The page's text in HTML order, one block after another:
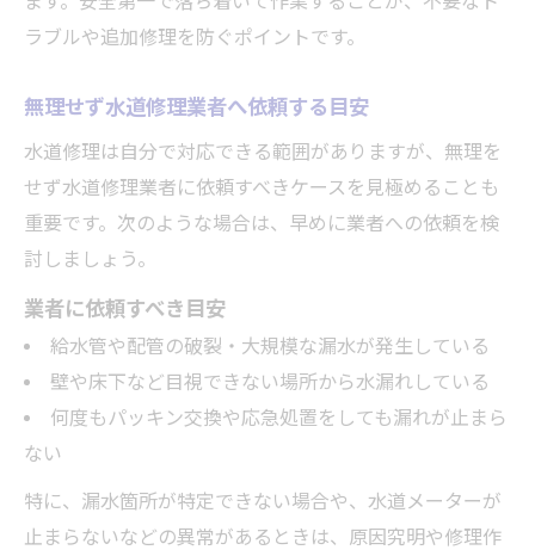
ラブルや追加修理を防ぐポイントです。
無理せず水道修理業者へ依頼する目安
水道修理は自分で対応できる範囲がありますが、無理を
せず水道修理業者に依頼すべきケースを見極めることも
重要です。次のような場合は、早めに業者への依頼を検
討しましょう。
業者に依頼すべき目安
給水管や配管の破裂・大規模な漏水が発生している
壁や床下など目視できない場所から水漏れしている
何度もパッキン交換や応急処置をしても漏れが止まら
ない
特に、漏水箇所が特定できない場合や、水道メーターが
止まらないなどの異常があるときは、原因究明や修理作